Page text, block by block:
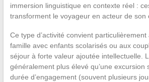
immersion linguistique en contexte réel :
transforment le voyageur en acteur de son
Ce type d’activité convient
famille avec enfants scolarisés ou aux
séjour à forte valeur ajoutée intellectuelle.
généralement plus élevé qu’une excursion
durée d’engagement (souvent plusieurs